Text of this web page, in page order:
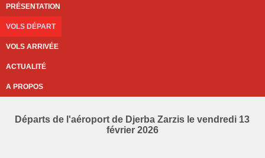
PRÉSENTATION
VOLS DÉPART
VOLS ARRIVÉE
ACTUALITÉ
A PROPOS
Départs de l'aéroport de Djerba Zarzis le vendredi 13
février 2026